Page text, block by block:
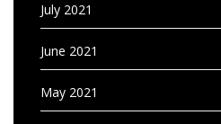
July 2021
June 2021
May 2021